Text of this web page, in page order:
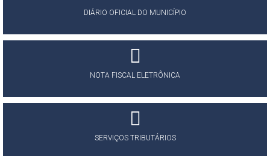
DIÁRIO OFICIAL DO MUNICÍPIO
NOTA FISCAL ELETRÔNICA
SERVIÇOS TRIBUTÁRIOS